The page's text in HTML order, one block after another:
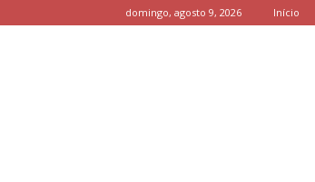
domingo, agosto 9, 2026 Início